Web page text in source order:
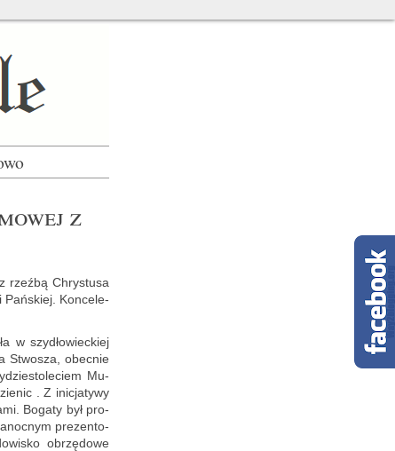
z
rzeź­bą Chry­stu­sa
Pań­skiej. Kon­ce­le­
w szy­dło­wiec­kiej
Stwo­sza, obec­nie
Mu­
. Z ini­cja­ty­wy
Bo­ga­ty był pro­
pre­zen­to­
ob­rzę­do­we